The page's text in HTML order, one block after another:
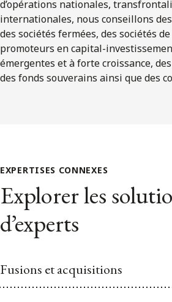
d’opérations nationales,
internationales, nous conseillons
des sociétés fermées, des sociétés
promoteurs en capital-
émergentes et à forte croissance,
des fonds souverains ainsi que des
EXPERTISES CONNEXES
Explorer les
d’experts
Fusions et acquisitions